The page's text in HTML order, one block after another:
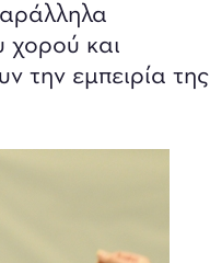
χορού και
την εμπειρία της